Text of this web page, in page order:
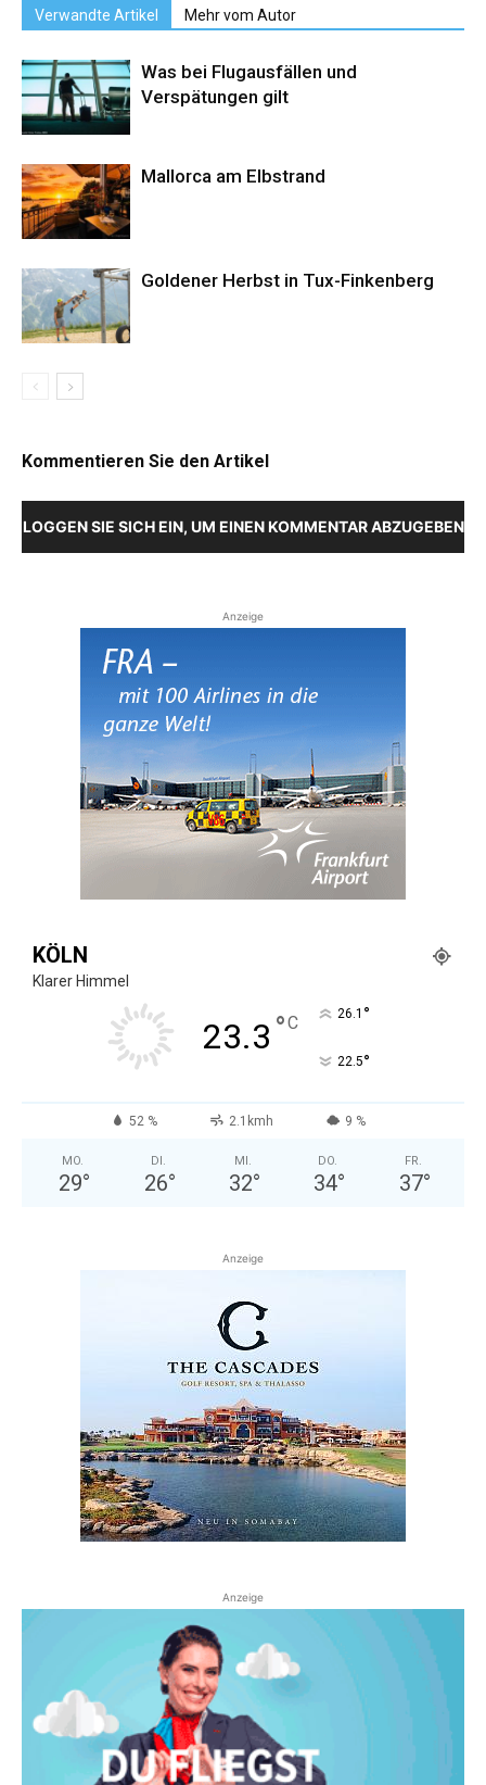
Verwandte Artikel Mehr vom Autor
Was bei Flugausfällen und
Verspätungen gilt
Mallorca am Elbstrand
Goldener Herbst in Tux-Finkenberg
Kommentieren Sie den Artikel
LOGGEN SIE SICH EIN, UM EINEN KOMMENTAR ABZUGEBEN
Anzeige
KÖLN
Klarer Himmel
23.3 °C 26.1 °
22.5°
52 % 2.1kmh 9 %
MO.
29°
DI.
26°
MI.
32°
DO.
34°
FR.
37°
Anzeige
Anzeige